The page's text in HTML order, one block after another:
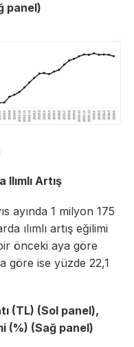
panel)
Artış
ayında 1 milyon 175
ılımlı artış eğilimi
önceki aya göre
göre ise yüzde 22,1
(TL) (Sol panel),
(%) (Sağ panel)